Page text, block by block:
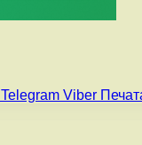
Telegram Viber